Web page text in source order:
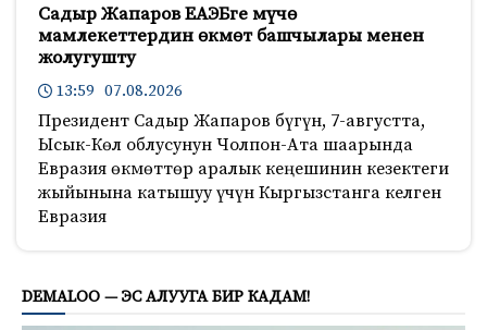
Садыр Жапаров ЕАЭБге мүчө
мамлекеттердин өкмөт башчылары менен
жолугушту
13:59 07.08.2026
Президент Садыр Жапаров бүгүн, 7-августта,
Ысык-Көл облусунун Чолпон-Ата шаарында
Евразия өкмөттөр аралык кеңешинин кезектеги
жыйынына катышуу үчүн Кыргызстанга келген
Евразия
DEMALOO — ЭС АЛУУГА БИР КАДАМ!